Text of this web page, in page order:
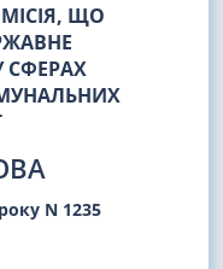
ЩО
СФЕРАХ
N 1235